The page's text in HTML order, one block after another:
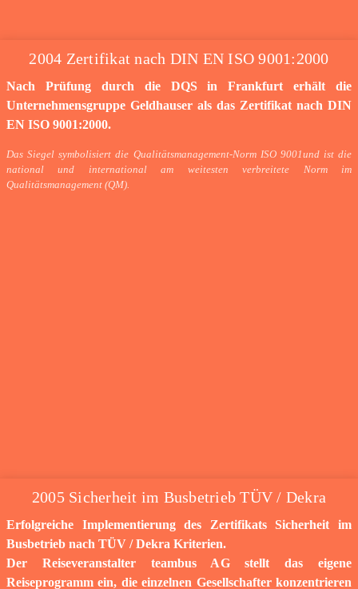
2004 Zertifikat nach DIN EN ISO 9001:2000
Nach Prüfung durch die DQS in Frankfurt erhält die
Unternehmensgruppe Geldhauser als das Zertifikat nach DIN
EN ISO 9001:2000.
Das Siegel symbolisiert die Qualitätsmanagement-Norm ISO 9001und ist die
national und international am weitesten verbreitete Norm im
Qualitätsmanagement (QM).
2005 Sicherheit im Busbetrieb TÜV / Dekra
Erfolgreiche Implementierung des Zertifikats Sicherheit im
Busbetrieb nach TÜV / Dekra Kriterien.
Der Reiseveranstalter teambus AG stellt das eigene
Reiseprogramm ein, die einzelnen Gesellschafter konzentrieren